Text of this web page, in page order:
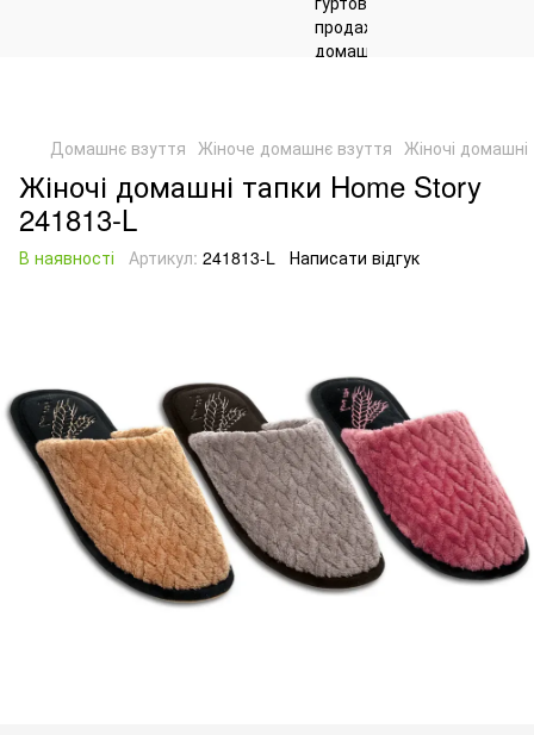
Домашнє взуття Жіноче домашнє взуття Жіночі
Жіночі домашні тапки Home Story
241813-L
В наявності Артикул: 241813-L Написати відгук